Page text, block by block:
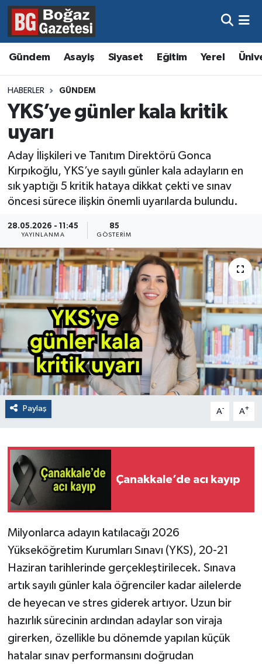
Gündem Asayiş Siyaset Eğitim Yerel
HABERLER GÜNDEM
YKS’ye günler kala kritik
uyarı
Aday İlişkileri ve Tanıtım Direktörü Gonca
Kırpıkoğlu, YKS’ye sayılı günler kala adayların en
sık yaptığı 5 kritik hataya dikkat çekti ve sınav
öncesi sürece ilişkin önemli uyarılarda bulundu.
28.05.2026 - 11:45
YAYINLANMA
85
GÖSTERIM
Paylaş A- A+
Çanakkale’de acı kayıp
Milyonlarca adayın katılacağı 2026
Yükseköğretim Kurumları Sınavı (YKS), 20-21
Haziran tarihlerinde gerçekleştirilecek. Sınava
artık sayılı günler kala öğrenciler kadar ailelerde
de heyecan ve stres giderek artıyor. Uzun bir
hazırlık sürecinin ardından adaylar son viraja
girerken, özellikle bu dönemde yapılan küçük
hatalar sınav performansını doğrudan
Asayiş
Eğitim
Ekonomi
Gündem
Kültür ve Sanat
Magazin
Resmi İlanlar
Sağlık
Hava Durumu
Trafik Durumu
Süper Lig Puan Durumu ve Fikstür
Tüm Manşetler
Son Dakika Haberleri
Haber Arşivi